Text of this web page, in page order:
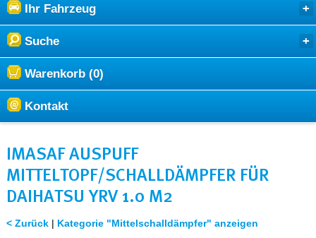
Ihr Fahrzeug
Suche
Warenkorb (0)
Kontakt
IMASAF AUSPUFF
MITTELTOPF/SCHALLDÄMPFER FÜR
DAIHATSU YRV 1.0 M2
< Zurück| Kategorie "Mittelschalldämpfer" anzeigen